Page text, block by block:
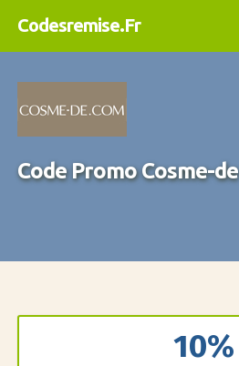
Codesremise.Fr
Code Promo Cosme-de
10%